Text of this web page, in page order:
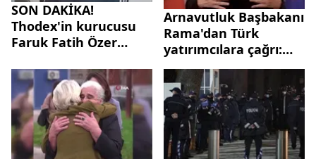
SON DAKİKA!
Thodex'in kurucusu
Faruk Fatih Özer
odasında ölü bulundu
Arnavutluk Başbakanı
Rama'dan Türk
yatırımcılara çağrı:
"Ticaret hacmini bir
kez daha ikiye
katlayalım"